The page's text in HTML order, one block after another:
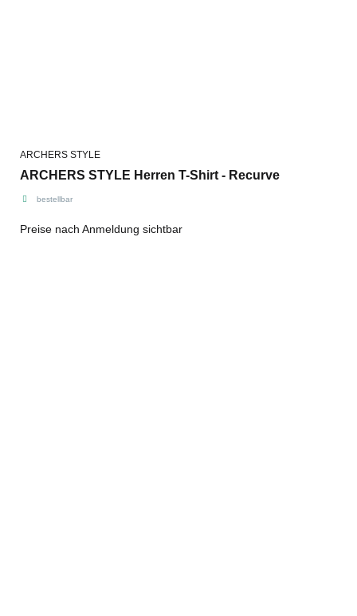
ARCHERS STYLE
ARCHERS STYLE Herren T-Shirt - Recurve
bestellbar
Preise nach Anmeldung sichtbar